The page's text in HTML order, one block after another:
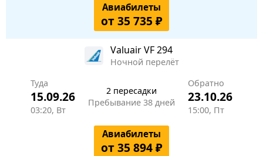
Авиабилеты
от 35 735 ₽
ValuairVF 294
Ночной перелёт
Туда
15.09.26
03:20, Вт
2 пересадки
Пребывание 38 дней
Обратно
23.10.26
15:00, Пт
Авиабилеты
от 35 894 ₽